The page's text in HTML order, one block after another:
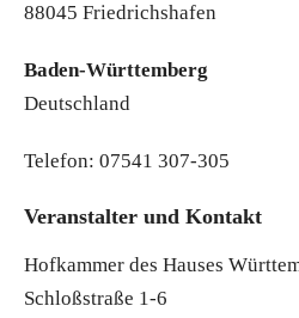
88045 Friedrichshafen
Baden-Württemberg
Deutschland
Telefon: 07541 307-305
Veranstalter und Kontakt
Hofkammer des Hauses
Schloßstraße 1-6